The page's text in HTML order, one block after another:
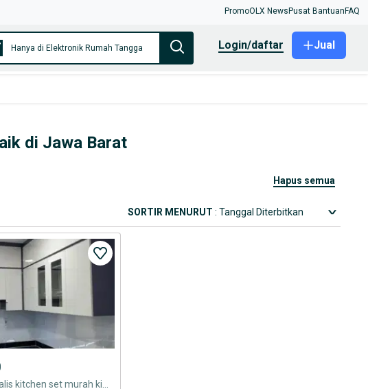
PromoOLX News Pusat Bantuan FAQ
Hanya di Elektronik Rumah Tangga login/daftar Jual
di Jawa Barat
hapus semua
SORTIR MENURUT : Tanggal Diterbitkan